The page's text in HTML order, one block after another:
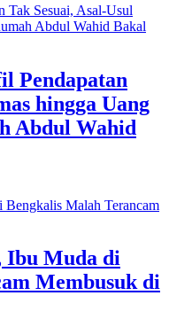
Pendapatan
hingga Uang
Abdul Wahid
Ibu Muda di
Membusuk di